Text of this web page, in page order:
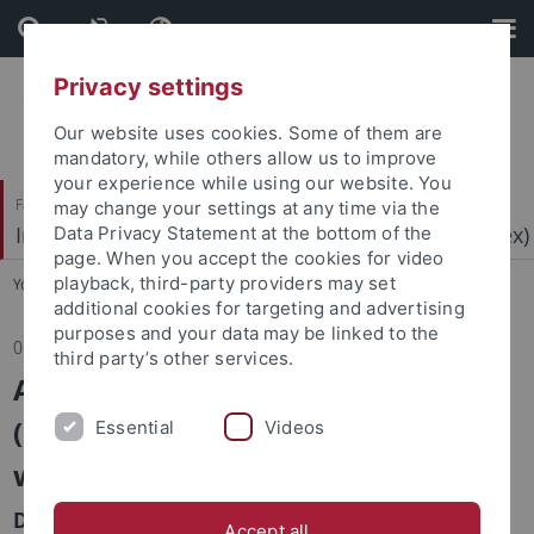
Skip
to
content
Skip
to
footer
Faculty of Economics and Social Sciences
Institute for Research on Far Right Extremism (IRex)
You are here: Home ... Research on Far Right Extremism
06.05.2026
Administrative Director (m/f/d)
(100%, TV-L E14, permanent)
wanted!
Das IRex sucht zum nächsten möglichen Termin
Privacy settings
Our website uses cookies. Some of them are
mandatory, while others allow us to improve
your experience while using our website. You
may change your settings at any time via the
Data Privacy Statement at the bottom of the
page. When you accept the cookies for video
playback, third-party providers may set
additional cookies for targeting and advertising
purposes and your data may be linked to the
third party’s other services.
Essential Videos